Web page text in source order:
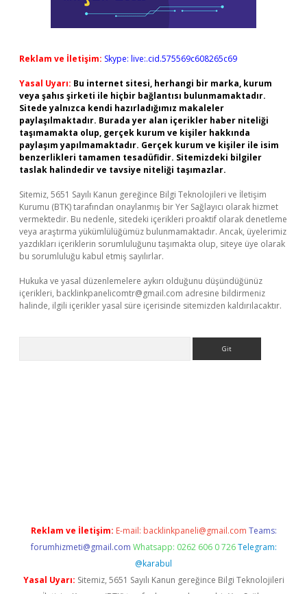
Reklam ve İletişim: Skype: live:.cid.575569c608265c69
Yasal Uyarı: Bu internet sitesi, herhangi bir marka, kurum
veya şahıs şirketi ile hiçbir bağlantısı bulunmamaktadır.
Sitede yalnızca kendi hazırladığımız makaleler
paylaşılmaktadır. Burada yer alan içerikler haber niteliği
taşımamakta olup, gerçek kurum ve kişiler hakkında
paylaşım yapılmamaktadır. Gerçek kurum ve kişiler ile isim
benzerlikleri tamamen tesadüfidir. Sitemizdeki bilgiler
taslak halindedir ve tavsiye niteliği taşımazlar.
Sitemiz, 5651 Sayılı Kanun gereğince Bilgi Teknolojileri ve İletişim
Kurumu (BTK) tarafından onaylanmış bir Yer Sağlayıcı olarak hizmet
vermektedir. Bu nedenle, sitedeki içerikleri proaktif olarak denetleme
veya araştırma yükümlülüğümüz bulunmamaktadır. Ancak, üyelerimiz
yazdıkları içeriklerin sorumluluğunu taşımakta olup, siteye üye olarak
bu sorumluluğu kabul etmiş sayılırlar.
Hukuka ve yasal düzenlemelere aykırı olduğunu düşündüğünüz
içerikleri, backlinkpanelicomtr@gmail.com adresine bildirmeniz
halinde, ilgili içerikler yasal süre içerisinde sitemizden kaldırılacaktır.
Reklam ve İletişim: E-mail: backlinkpaneli@gmail.com Teams:
forumhizmeti@gmail.com Whatsapp: 0262 606 0 726 Telegram:
@karabul
Yasal Uyarı: Sitemiz, 5651 Sayılı Kanun gereğince Bilgi Teknolojileri